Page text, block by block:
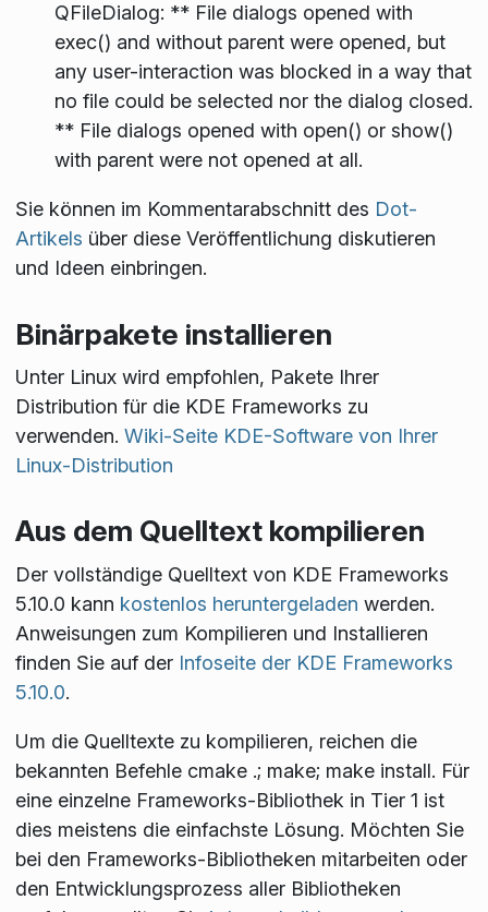
QFileDialog: ** File dialogs opened with
exec() and without parent were opened, but
any user-interaction was blocked in a way that
no file could be selected nor the dialog closed.
** File dialogs opened with open() or show()
with parent were not opened at all.
Sie können im Kommentarabschnitt des Dot-
Artikels über diese Veröffentlichung diskutieren
und Ideen einbringen.
Binärpakete installieren
Unter Linux wird empfohlen, Pakete Ihrer
Distribution für die KDE Frameworks zu
verwenden. Wiki-Seite KDE-Software von Ihrer
Linux-Distribution
Aus dem Quelltext kompilieren
Der vollständige Quelltext von KDE Frameworks
5.10.0 kann kostenlos heruntergeladen werden.
Anweisungen zum Kompilieren und Installieren
finden Sie auf der Infoseite der KDE Frameworks
5.10.0.
Um die Quelltexte zu kompilieren, reichen die
bekannten Befehle cmake .; make; make install. Für
eine einzelne Frameworks-Bibliothek in Tier 1 ist
dies meistens die einfachste Lösung. Möchten Sie
bei den Frameworks-Bibliotheken mitarbeiten oder
den Entwicklungsprozess aller Bibliotheken